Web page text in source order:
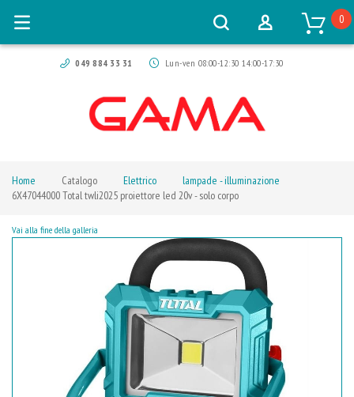
049 884 33 31 Lun-ven 08:00-12:30 14:00-17:30
0
Home Catalogo Elettrico
lampade - illuminazione
6X47044000 Total twli2025 proiettore led 20v - solo corpo
Vai alla fine della galleria